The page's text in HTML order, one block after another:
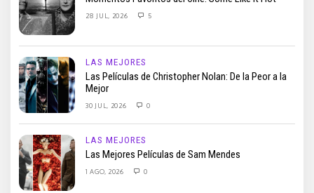
28 JUL, 2026 5
LAS MEJORES
Las Películas de Christopher Nolan: De la Peor a la
Mejor
30 JUL, 2026 0
LAS MEJORES
Las Mejores Películas de Sam Mendes
1 AGO, 2026 0